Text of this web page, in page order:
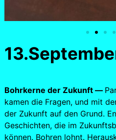
Bohrkerne der Zukunft —
kamen die Fragen, und mit
der Zukunft auf den Grund.
Geschichten, die im
können. Bohren lohnt.